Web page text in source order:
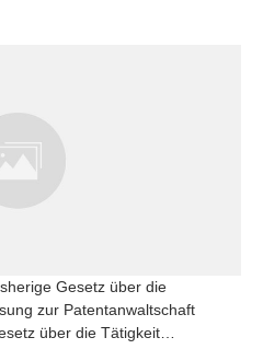
Gesetz über die
zur Patentanwaltschaft
über die Tätigkeit